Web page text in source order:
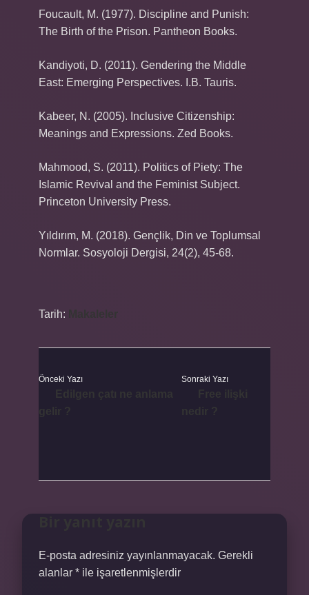
Foucault, M. (1977). Discipline and Punish:
The Birth of the Prison. Pantheon Books.
Kandiyoti, D. (2011). Gendering the Middle
East: Emerging Perspectives. I.B. Tauris.
Kabeer, N. (2005). Inclusive Citizenship:
Meanings and Expressions. Zed Books.
Mahmood, S. (2011). Politics of Piety: The
Islamic Revival and the Feminist Subject.
Princeton University Press.
Yıldırım, M. (2018). Gençlik, Din ve Toplumsal
Normlar. Sosyoloji Dergisi, 24(2), 45-68.
Tarih:
Önceki Yazı Sonraki Yazı
E-posta adresiniz yayınlanmayacak. Gerekli
alanlar * ile işaretlenmişlerdir